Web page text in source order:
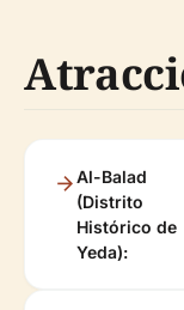
Al-Balad
(Distrito
Histórico de
Yeda):